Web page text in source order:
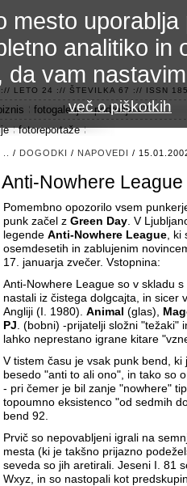
:// LETO 24 :// ŠTEVILKA 67 :// ISSN
fotogalerije
področje 42
fotoreportaže
/ DOGODKI / NAPOVEDI /
Anti-Nowhere
Pomembno opozorilo vsem
punk začel z Green Day. V
legende Anti-Nowhere League, ki
osemdesetih in zablujenim
17. januarja zvečer. Vstopnina:
Anti-Nowhere League so v skladu
nastali iz čistega dolgcajta, in sicer
Angliji (I. 1980). Animal (glas),
PJ. (bobni) -prijatelji složni "težaki"
lahko neprestano igrane kitare
V tistem času je vsak punk bend,
besedo "anti to ali ono", in tako so
- pri čemer je bil zanje "nowhere"
topoumno eksistenco "od sedmih
bend 92.
Prvič so nepovabljeni igrali na
mesta (ki je takšno prijazno
seveda so jih aretirali. Jeseni I. 81
Wxyz, in so nastopali kot
mesto
analitiko in
da vam
več o piškotkih